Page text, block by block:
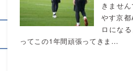
きませ
やす京
ロにな
ってこの1年間頑張ってきま…